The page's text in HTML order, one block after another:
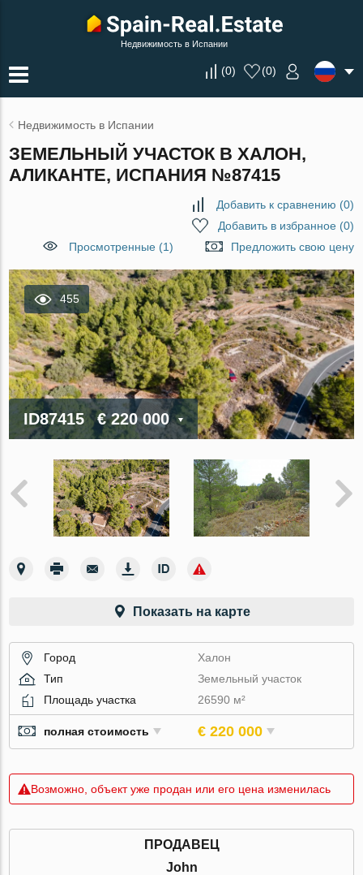
Недвижимость в Испании
(0) (0)
Недвижимость в Испании
ЗЕМЕЛЬНЫЙ УЧАСТОК В ХАЛОН,
АЛИКАНТЕ, ИСПАНИЯ №87415
Добавить к сравнению (0)
Добавить в избранное(0)
Просмотренные (1)
Предложить свою цену
455
ID87415 € 220 000
Показать на карте
Город
Халон
Тип
Земельный участок
Площадь участка
26590 м²
полная стоимость € 220 000
Возможно, объект уже продан или его цена изменилась
ПРОДАВЕЦ
John